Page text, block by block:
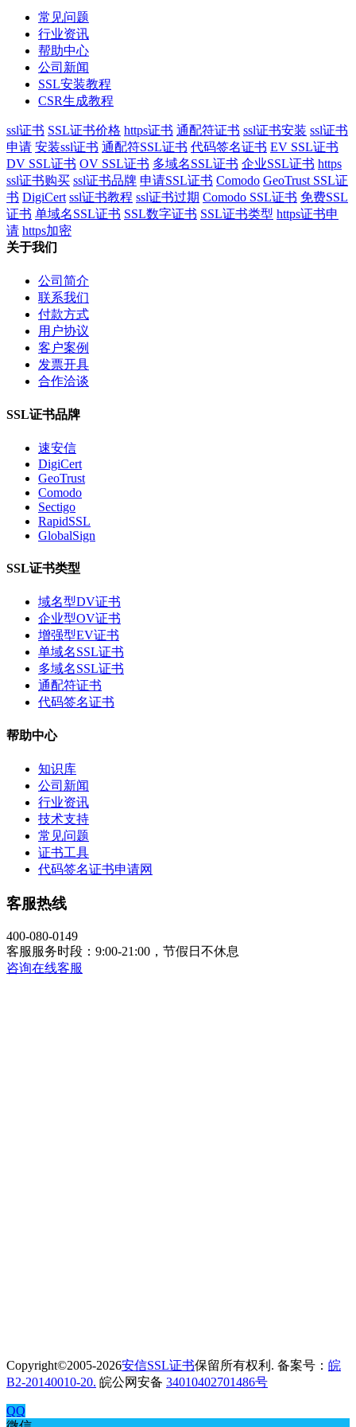
常见问题
行业资讯
帮助中心
公司新闻
SSL安装教程
CSR生成教程
ssl证书 SSL证书价格 https证书 通配符证书 ssl证书安装 ssl证书
申请 安装ssl证书 通配符SSL证书 代码签名证书 EV SSL证书
DV SSL证书 OV SSL证书 多域名SSL证书 企业SSL证书 https
ssl证书购买 ssl证书品牌 申请SSL证书 Comodo GeoTrust SSL证
书 DigiCert ssl证书教程 ssl证书过期 Comodo SSL证书 免费SSL
证书 单域名SSL证书 SSL数字证书 SSL证书类型 https证书申
请 https加密
关于我们
公司简介
联系我们
付款方式
用户协议
客户案例
发票开具
合作洽谈
SSL证书品牌
速安信
DigiCert
GeoTrust
Comodo
Sectigo
RapidSSL
GlobalSign
SSL证书类型
域名型DV证书
企业型OV证书
增强型EV证书
单域名SSL证书
多域名SSL证书
通配符证书
代码签名证书
帮助中心
知识库
公司新闻
行业资讯
技术支持
常见问题
证书工具
代码签名证书申请网
客服热线
400-080-0149
客服服务时段：9:00-21:00，节假日不休息
咨询在线客服
Copyright©2005-2026安信SSL证书保留所有权利. 备案号： 皖
B2-20140010-20. 皖公网安备 34010402701486号
QQ